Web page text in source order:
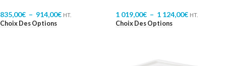
835,00€ – 914,00€ HT.
Choix Des Options
1 019,00€ – 1 124,00€ HT.
Choix Des Options